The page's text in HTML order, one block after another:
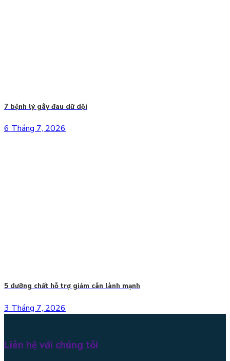
7 bệnh lý gây đau dữ dội
6 Tháng 7, 2026
5 dưỡng chất hỗ trợ giảm cân lành mạnh
3 Tháng 7, 2026
Liên hệ với chúng tôi